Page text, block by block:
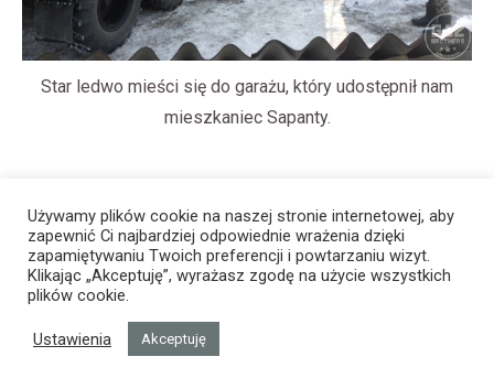
Star ledwo mieści się do garażu, który udostępnił nam
mieszkaniec Sapanty.
Używamy plików cookie na naszej stronie internetowej, aby
zapewnić Ci najbardziej odpowiednie wrażenia dzięki
zapamiętywaniu Twoich preferencji i powtarzaniu wizyt.
Klikając „Akceptuję”, wyrażasz zgodę na użycie wszystkich
plików cookie.
Ustawienia Akceptuję